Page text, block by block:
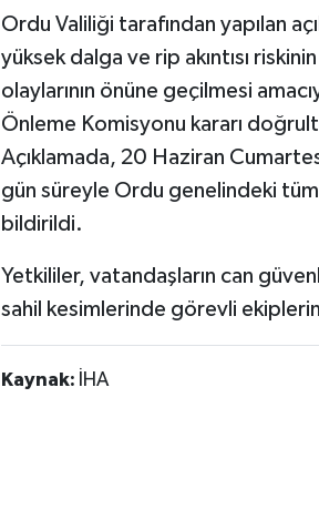
Ordu Valiliği tarafından yapılan
yüksek dalga ve rip akıntısı
olaylarının önüne geçilmesi
Önleme Komisyonu kararı
Açıklamada, 20 Haziran
gün süreyle Ordu genelindeki
bildirildi.
Yetkililer, vatandaşların can
sahil kesimlerinde görevli
Kaynak: İHA